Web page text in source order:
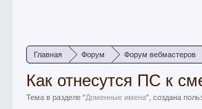
Главная Форум Форум вебмастеров
Как отнесутся ПС к
Тема в разделе "Доменные имена", создана